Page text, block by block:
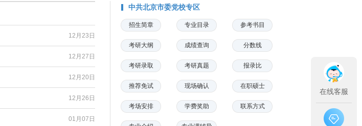
12月23日
12月27日
12月20日
12月26日
01月07日
中共北京市委党校专区
招生简章 专业目录 参考书目
考研大纲 成绩查询 分数线
考研录取 考研真题 报录比
推荐免试 现场确认 在职硕士
考场安排 学费奖助 联系方式
在线客服